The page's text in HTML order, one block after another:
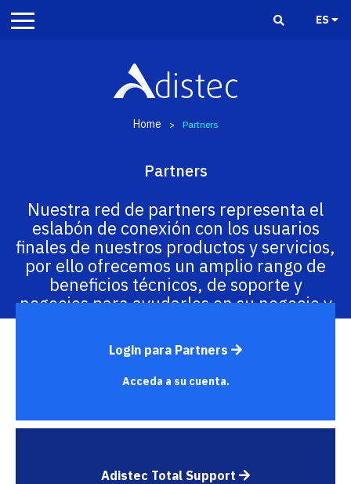
ES
Home > Partners
Partners
Nuestra red de partners representa el
eslabón de conexión con los usuarios
finales de nuestros productos y servicios,
por ello ofrecemos un amplio rango de
beneficios técnicos, de soporte y
negocios para ayudarlos en su negocio y
Login para Partners
Acceda a su cuenta.
Adistec Total Support